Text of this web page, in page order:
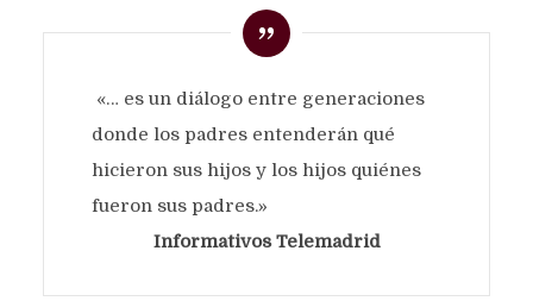
«… es un diálogo entre generaciones
donde los padres entenderán qué
hicieron sus hijos y los hijos quiénes
fueron sus padres.»
Informativos Telemadrid